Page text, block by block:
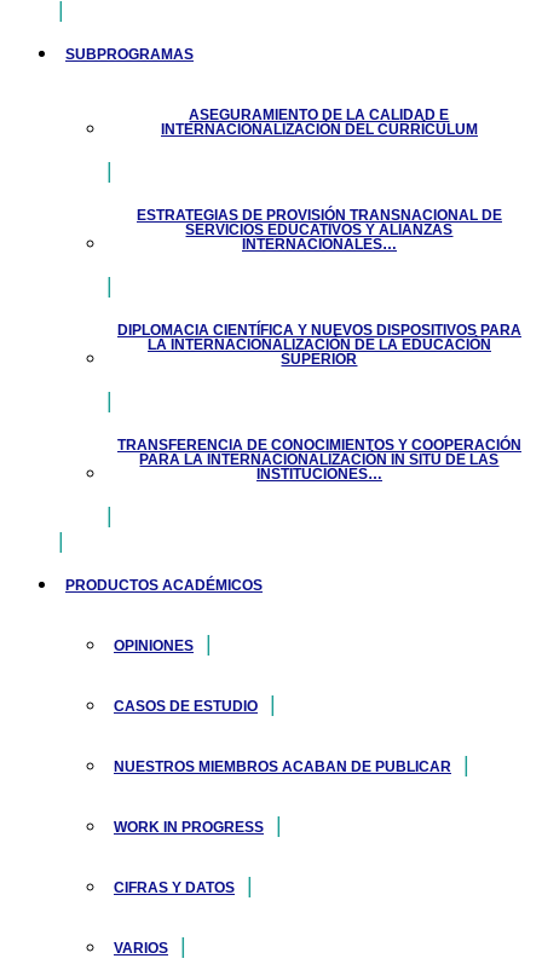
SUBPROGRAMAS
ASEGURAMIENTO DE LA CALIDAD E
INTERNACIONALIZACIÓN DEL CURRÍCULUM
ESTRATEGIAS DE PROVISIÓN TRANSNACIONAL DE
SERVICIOS EDUCATIVOS Y ALIANZAS
INTERNACIONALES…
DIPLOMACIA CIENTÍFICA Y NUEVOS DISPOSITIVOS PARA
LA INTERNACIONALIZACIÓN DE LA EDUCACIÓN
SUPERIOR
TRANSFERENCIA DE CONOCIMIENTOS Y COOPERACIÓN
PARA LA INTERNACIONALIZACIÓN IN SITU DE LAS
INSTITUCIONES…
PRODUCTOS ACADÉMICOS
OPINIONES
CASOS DE ESTUDIO
NUESTROS MIEMBROS ACABAN DE PUBLICAR
WORK IN PROGRESS
CIFRAS Y DATOS
VARIOS